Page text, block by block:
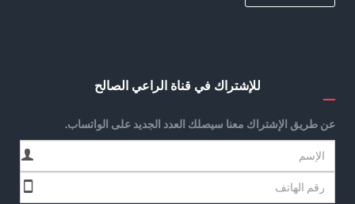
للإشتراك في قناة الراعي الصالح
عن طريق الإشتراك معنا سيصلك العدد الجديد على الواتساب.